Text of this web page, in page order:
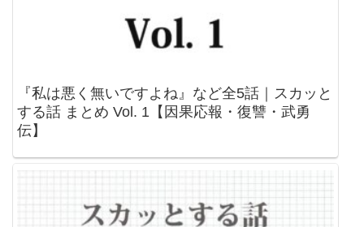
『私は悪く無いですよね』など全5話｜スカッと
する話 まとめ Vol. 1【因果応報・復讐・武勇
伝】